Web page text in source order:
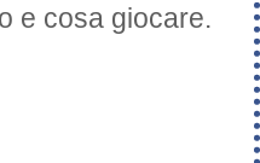
e cosa giocare.